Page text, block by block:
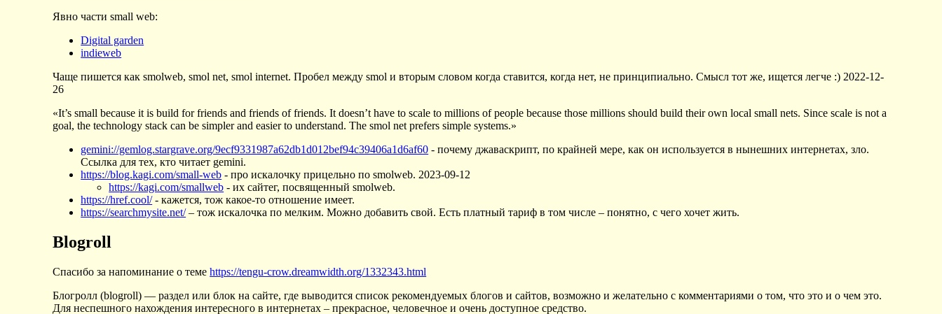
Явно части small web:
Digital garden
indieweb
Чаще пишется как smolweb, smol net, smol internet. Пробел между smol и вторым словом когда ставится, когда нет, не принципиально. Смысл тот же, ищется легче :) 2022-12-
26
«It’s small because it is build for friends and friends of friends. It doesn’t have to scale to millions of people because those millions should build their own local small nets. Since scale is not a
goal, the technology stack can be simpler and easier to understand. The smol net prefers simple systems.»
gemini://gemlog.stargrave.org/9ecf9331987a62db1d012bef94c39406a1d6af60 - почему джаваскрипт, по крайней мере, как он используется в нынешних интернетах, зло.
Ссылка для тех, кто читает gemini.
https://blog.kagi.com/small-web - про искалочку прицельно по smolweb. 2023-09-12
https://kagi.com/smallweb - их сайтег, посвященный smolweb.
https://href.cool/- кажется, тож какое-то отношение имеет.
https://searchmysite.net/– тож искалочка по мелким. Можно добавить свой. Есть платный тариф в том числе – понятно, с чего хочет жить.
Blogroll
Спасибо за напоминание о темеhttps://tengu-crow.dreamwidth.org/1332343.html
Блогролл (blogroll) — раздел или блок на сайте, где выводится список рекомендуемых блогов и сайтов, возможно и желательно с комментариями о том, что это и о чем это.
Для неспешного нахождения интересного в интернетах – прекрасное, человечное и очень доступное средство.